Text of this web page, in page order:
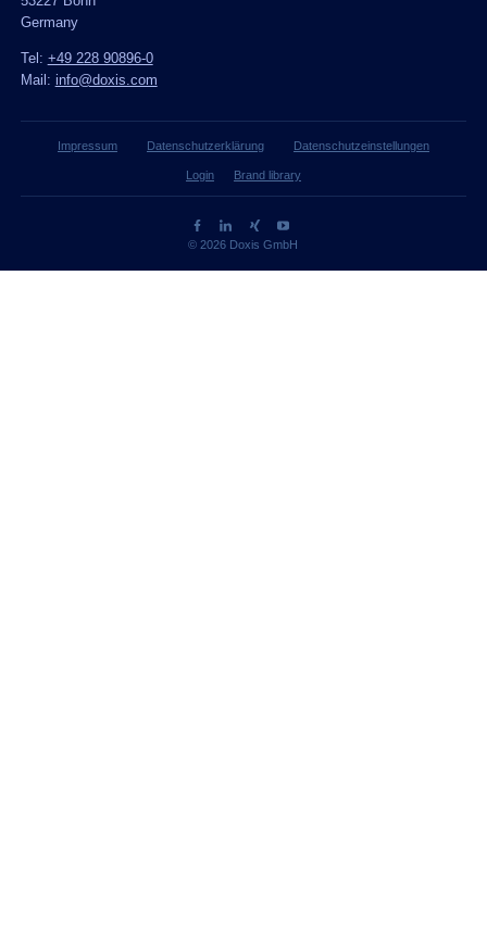
Germany
Tel: +49 228 90896-0
Mail: info@doxis.com
Impressum Datenschutzerklärung Datenschutzeinstellungen
Login Brand library
© 2026 Doxis GmbH